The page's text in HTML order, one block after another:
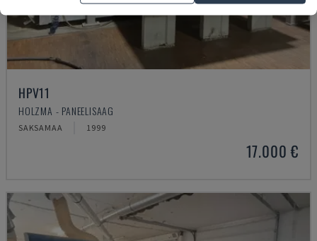
HPV11
HOLZMA - PANEELISAAG
SAKSAMAA 1999
17.000 €